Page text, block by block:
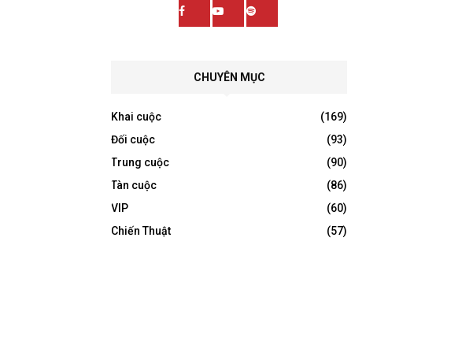
CHUYÊN MỤC
Khai cuộc
(169)
Đối cuộc
(93)
Trung cuộc
(90)
Tàn cuộc
(86)
VIP
(60)
Chiến Thuật
(57)